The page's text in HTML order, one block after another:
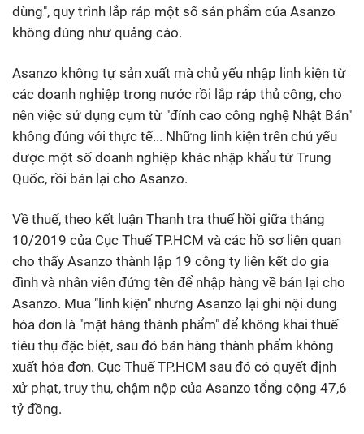
dùng", quy trình lắp ráp một số sản phẩm của Asanzo
không đúng như quảng cáo.
Asanzo không tự sản xuất mà chủ yếu nhập linh kiện từ
các doanh nghiệp trong nước rồi lắp ráp thủ công, cho
nên việc sử dụng cụm từ "đỉnh cao công nghệ Nhật Bản"
không đúng với thực tế... Những linh kiện trên chủ yếu
được một số doanh nghiệp khác nhập khẩu từ Trung
Quốc, rồi bán lại cho Asanzo.
Về thuế, theo kết luận Thanh tra thuế hồi giữa tháng
10/2019 của Cục Thuế TP.HCM và các hồ sơ liên quan
cho thấy Asanzo thành lập 19 công ty liên kết do gia
đình và nhân viên đứng tên để nhập hàng về bán lại cho
Asanzo. Mua "linh kiện" nhưng Asanzo lại ghi nội dung
hóa đơn là "mặt hàng thành phẩm" để không khai thuế
tiêu thụ đặc biệt, sau đó bán hàng thành phẩm không
xuất hóa đơn. Cục Thuế TP.HCM sau đó có quyết định
xử phạt, truy thu, chậm nộp của Asanzo tổng cộng 47,6
tỷ đồng.